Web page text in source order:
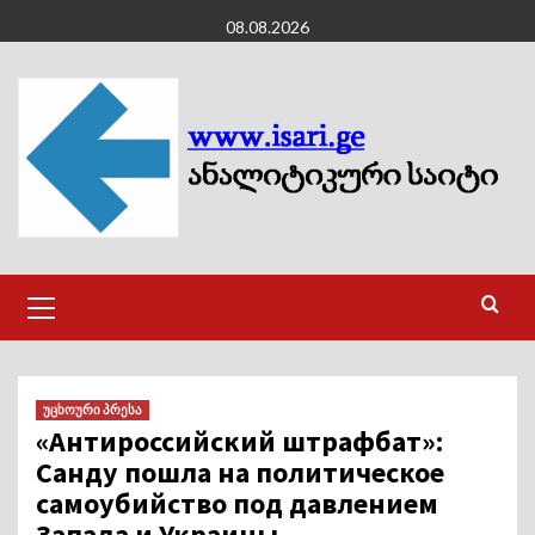
to
content
08.08.2026
Menu
უცხოური პრესა
«Антироссийский штрафбат»:
Санду пошла на политическое
самоубийство под давлением